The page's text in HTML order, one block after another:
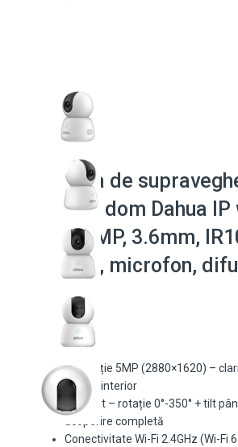
Camera de
interior dom Dahua
H5B (5MP, 3.6mm,
2.4GHz, microfon,
5VDC)
Rezoluție 5MP (2880×1620) –
pentru interior
Pan/Tilt – rotație 0°-350° + tilt
acoperire completă
Conectivitate Wi-Fi 2.4GHz (Wi-Fi